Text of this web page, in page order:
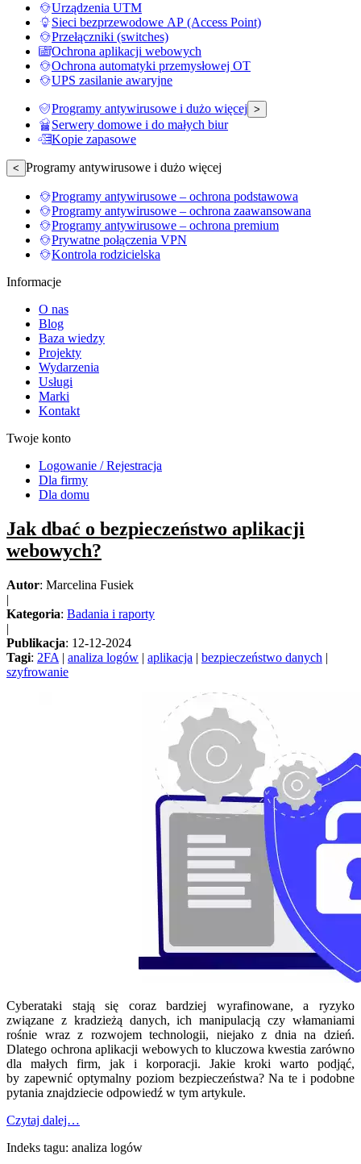
Urządzenia UTM
Sieci bezprzewodowe AP (Access Point)
Przełączniki (switches)
Ochrona aplikacji webowych
Ochrona automatyki przemysłowej OT
UPS zasilanie awaryjne
Programy antywirusowe i dużo więcej >
Serwery domowe i do małych biur
Kopie zapasowe
< Programy antywirusowe i dużo więcej
Programy antywirusowe – ochrona podstawowa
Programy antywirusowe – ochrona zaawansowana
Programy antywirusowe – ochrona premium
Prywatne połączenia VPN
Kontrola rodzicielska
Informacje
O nas
Blog
Baza wiedzy
Projekty
Wydarzenia
Usługi
Marki
Kontakt
Twoje konto
Logowanie / Rejestracja
Dla firmy
Dla domu
Jak dbać o bezpieczeństwo aplikacji
webowych?
Autor: Marcelina Fusiek
|
Kategoria: Badania i raporty
|
Publikacja: 12-12-2024
Tagi: 2FA | analiza logów | aplikacja | bezpieczeństwo danych |
szyfrowanie
Cyberataki stają się coraz bardziej wyrafinowane, a ryzyko
związane z kradzieżą danych, ich manipulacją czy włamaniami
rośnie wraz z rozwojem technologii, niejako z dnia na dzień.
Dlatego ochrona aplikacji webowych to kluczowa kwestia zarówno
dla małych firm, jak i korporacji. Jakie kroki warto podjąć,
by zapewnić optymalny poziom bezpieczeństwa? Na te i podobne
pytania znajdziecie odpowiedź w tym artykule.
Czytaj dalej…
Indeks tagu: analiza logów